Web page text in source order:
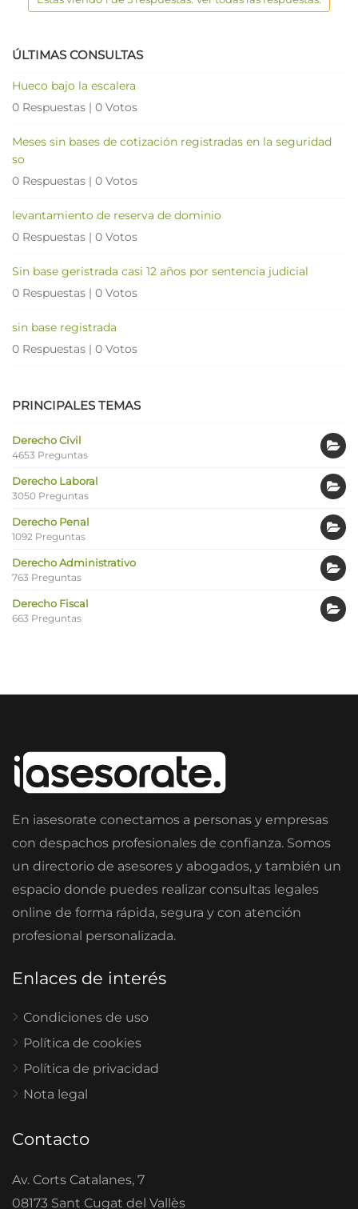
ÚLTIMAS CONSULTAS
Hueco bajo la escalera
0 Respuestas | 0 Votos
Meses sin bases de cotización registradas en la seguridad
so
0 Respuestas | 0 Votos
levantamiento de reserva de dominio
0 Respuestas | 0 Votos
Sin base geristrada casi 12 años por sentencia judicial
0 Respuestas | 0 Votos
sin base registrada
0 Respuestas | 0 Votos
PRINCIPALES TEMAS
Derecho Civil
4653 Preguntas
Derecho Laboral
3050 Preguntas
Derecho Penal
1092 Preguntas
Derecho Administrativo
763 Preguntas
Derecho Fiscal
663 Preguntas
En iasesorate conectamos a personas y empresas
con despachos profesionales de confianza. Somos
un directorio de asesores y abogados, y también un
espacio donde puedes realizar consultas legales
online de forma rápida, segura y con atención
profesional personalizada.
Enlaces de interés
Condiciones de uso
Política de cookies
Política de privacidad
Nota legal
Contacto
Av. Corts Catalanes, 7
08173 Sant Cugat del Vallès